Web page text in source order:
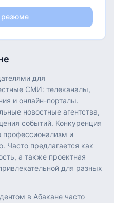
резюме
для
СМИ: телеканалы,
и онлайн-порталы.
новостные агентства,
событий. Конкуренция
профессионализм и
Часто предлагается как
а также проектная
для разных
в Абакане часто